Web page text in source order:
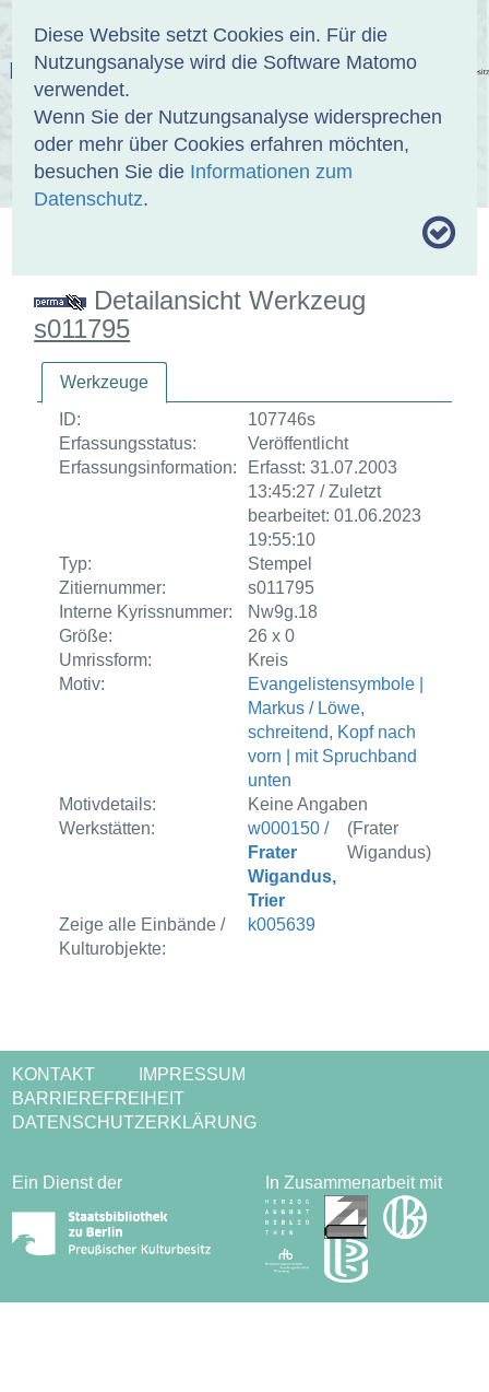
Diese Website setzt Cookies ein. Für die
Nutzungsanalyse wird die Software Matomo
verwendet.
Wenn Sie der Nutzungsanalyse widersprechen
oder mehr über Cookies erfahren möchten,
besuchen Sie die Informationen zum
Datenschutz.
EINBANDDATENBANK
ÜBER UNS SAMMLUNGEN SUCHE
Detailansicht Werkzeug
s011795
Werkzeuge
ID:
107746s
Erfassungsstatus:
Veröffentlicht
Erfassungsinformation:
Erfasst: 31.07.2003
13:45:27 / Zuletzt
bearbeitet: 01.06.2023
19:55:10
Typ:
Stempel
Zitiernummer:
s011795
Interne Kyrissnummer:
Nw9g.18
Größe:
26 x 0
Umrissform:
Kreis
Motiv:
Evangelistensymbole |
Markus / Löwe,
schreitend, Kopf nach
vorn | mit Spruchband
unten
Motivdetails:
Keine Angaben
Werkstätten:
w000150 /
Frater
Wigandus,
Trier
(Frater
Wigandus)
Zeige alle Einbände /
Kulturobjekte:
k005639
KONTAKT
IMPRESSUM
BARRIEREFREIHEIT
DATENSCHUTZERKLÄRUNG
Ein Dienst der In Zusammenarbeit mit